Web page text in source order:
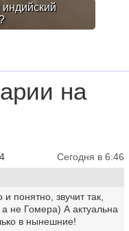
на
Сегодня в 6:46
понятно, звучит так,
не Гомера) А актуальна
в нынешние!